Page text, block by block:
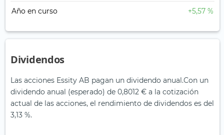
Año en curso +5,57 %
Dividendos
Las acciones Essity AB pagan un dividendo anual.Con un
dividendo anual (esperado) de 0,8012 € a la cotización
actual de las acciones, el rendimiento de dividendos es del
3,13 %.